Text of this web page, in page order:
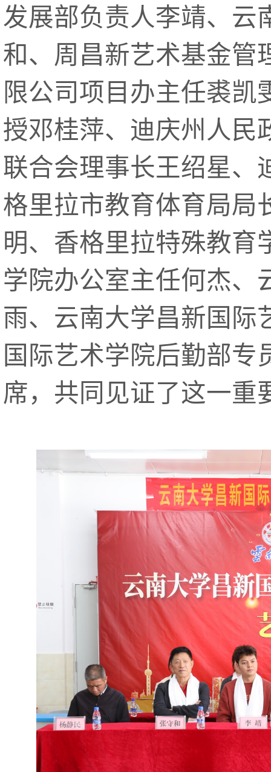
发展部负责人李靖、云
和、周昌新艺术基金管
限公司项目办主任裘
授邓桂萍、迪庆州人民
联合会理事长王绍星、
格里拉市教育体育局局
明、香格里拉特殊教育
学院办公室主任何杰、
雨、云南大学昌新国际
国际艺术学院后勤部专
席，共同见证了这一重